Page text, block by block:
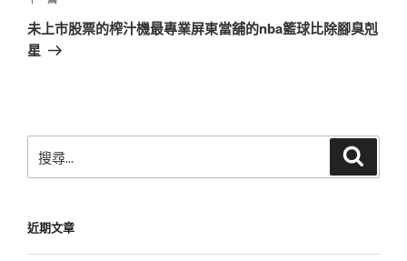
一
篇
未上市股票的榨汁機最專業屏東當舖的nba籃球比除腳臭剋
星
尋
字:
近期文章